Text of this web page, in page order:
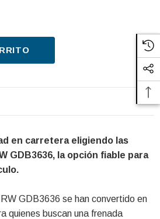
DE JUEGO DE PASTILLAS
LA CANTIDAD DE JUEGO
en carretera eligiendo las
GDB3636, la opción fiable para
GDB3636 se han convertido en
quienes buscan una frenada